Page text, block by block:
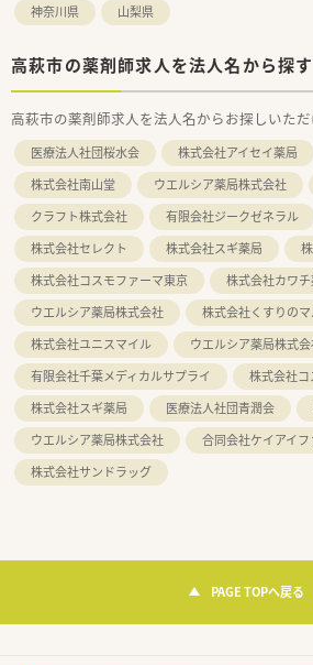
神奈川県
山梨県
高萩市の薬剤師求人を法人名から探す
高萩市の薬剤師求人を法人名からお探しいただ
医療法人社団桜水会 株式会社アイセイ薬局
株式会社南山堂
ウエルシア薬局株式会社
クラフト株式会社
有限会社ジークゼネラル
株式会社セレクト
株式会社スギ薬局
株式会社コスモファーマ東京
株式会社カワ
ウエルシア薬局株式会社
株式会社くすりのマ
株式会社ユニスマイル
ウエルシア薬局株式
有限会社千葉メディカルサプライ
株式会社コ
株式会社スギ薬局
医療法人社団青潤会
ウエルシア薬局株式会社
合同会社ケイアイ
株式会社サンドラッグ
PAGE TOPへ戻る